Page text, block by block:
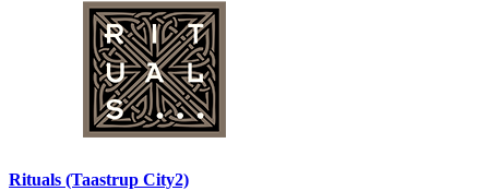
Rituals (Taastrup City2)